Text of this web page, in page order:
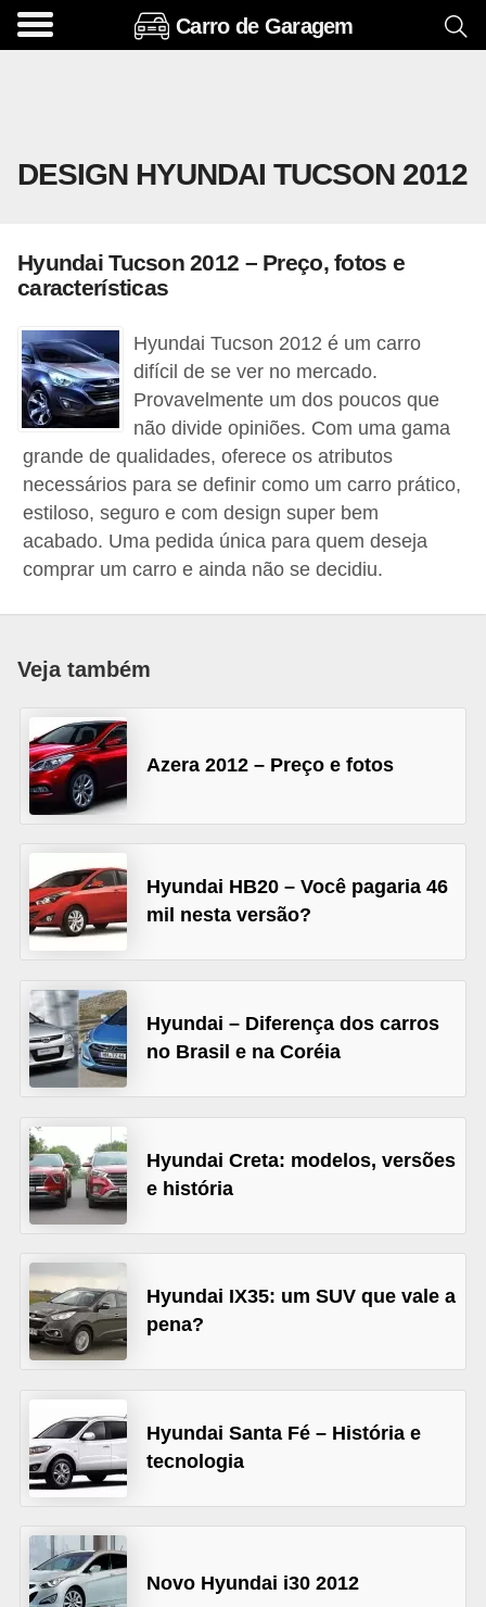
Carro de Garagem
DESIGN HYUNDAI TUCSON 2012
Hyundai Tucson 2012 – Preço, fotos e
características
Hyundai Tucson 2012 é um carro
difícil de se ver no mercado.
Provavelmente um dos poucos que
não divide opiniões. Com uma gama
grande de qualidades, oferece os atributos
necessários para se definir como um carro prático,
estiloso, seguro e com design super bem
acabado. Uma pedida única para quem deseja
comprar um carro e ainda não se decidiu.
Veja também
Azera 2012 – Preço e fotos
Hyundai HB20 – Você pagaria 46
mil nesta versão?
Hyundai – Diferença dos carros
no Brasil e na Coréia
Hyundai Creta: modelos, versões
e história
Hyundai IX35: um SUV que vale a
pena?
Hyundai Santa Fé – História e
tecnologia
Novo Hyundai i30 2012
A
s
i
s
e
o
c
i
o
n
s
u
t
o
ó
v
e
s
e
v
í
c
u
l
o
s
B
c
i
c
l
e
t
a